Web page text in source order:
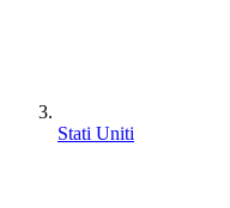
Stati Uniti